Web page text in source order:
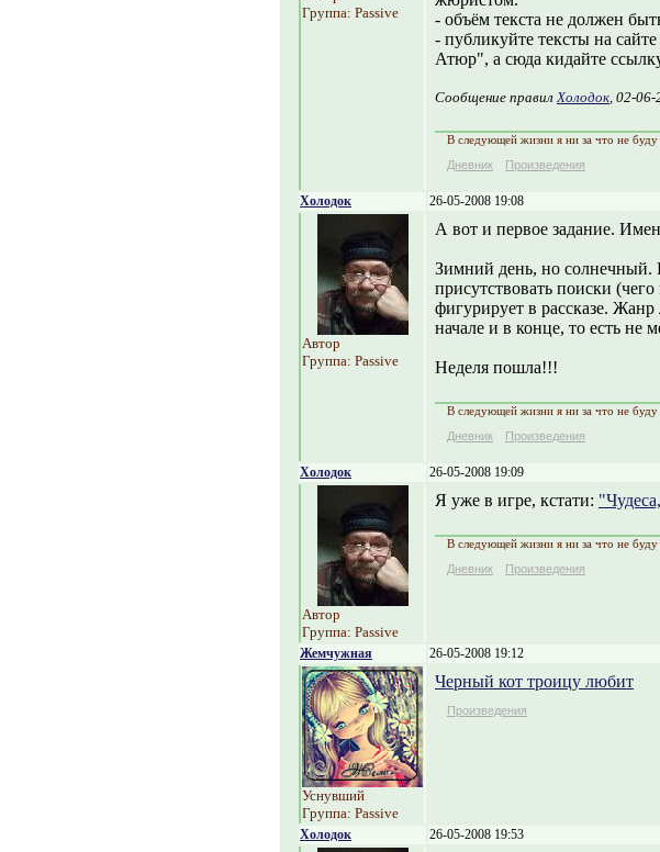
Группа: Passive
- объём текста не должен
- публикуйте тексты на
Атюр", а сюда кидайте
Сообщение правилХолодок, 02-
В следующей жизни я ни за что не буду
Дневник
Произведения
Холодок 26-05-2008 19:08
Автор
Группа: Passive
А вот и первое задание.
Зимний день, но солнечный.
присутствовать поиски
фигурирует в рассказе.
начале и в конце, то есть не
Неделя пошла!!!
В следующей жизни я ни за что не буду
Дневник
Произведения
Холодок 26-05-2008 19:09
Автор
Группа: Passive
Я уже в игре, кстати:
В следующей жизни я ни за что не буду
Дневник
Произведения
Жемчужная 26-05-2008 19:12
Уснувший
Группа: Passive
Черный кот троицу любит
Произведения
Холодок 26-05-2008 19:53